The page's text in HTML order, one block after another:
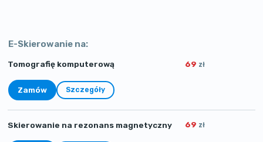
E-Skierowanie na:
Tomografię komputerową 69 zł
Zamów Szczegóły
Skierowanie na rezonans magnetyczny 69 zł